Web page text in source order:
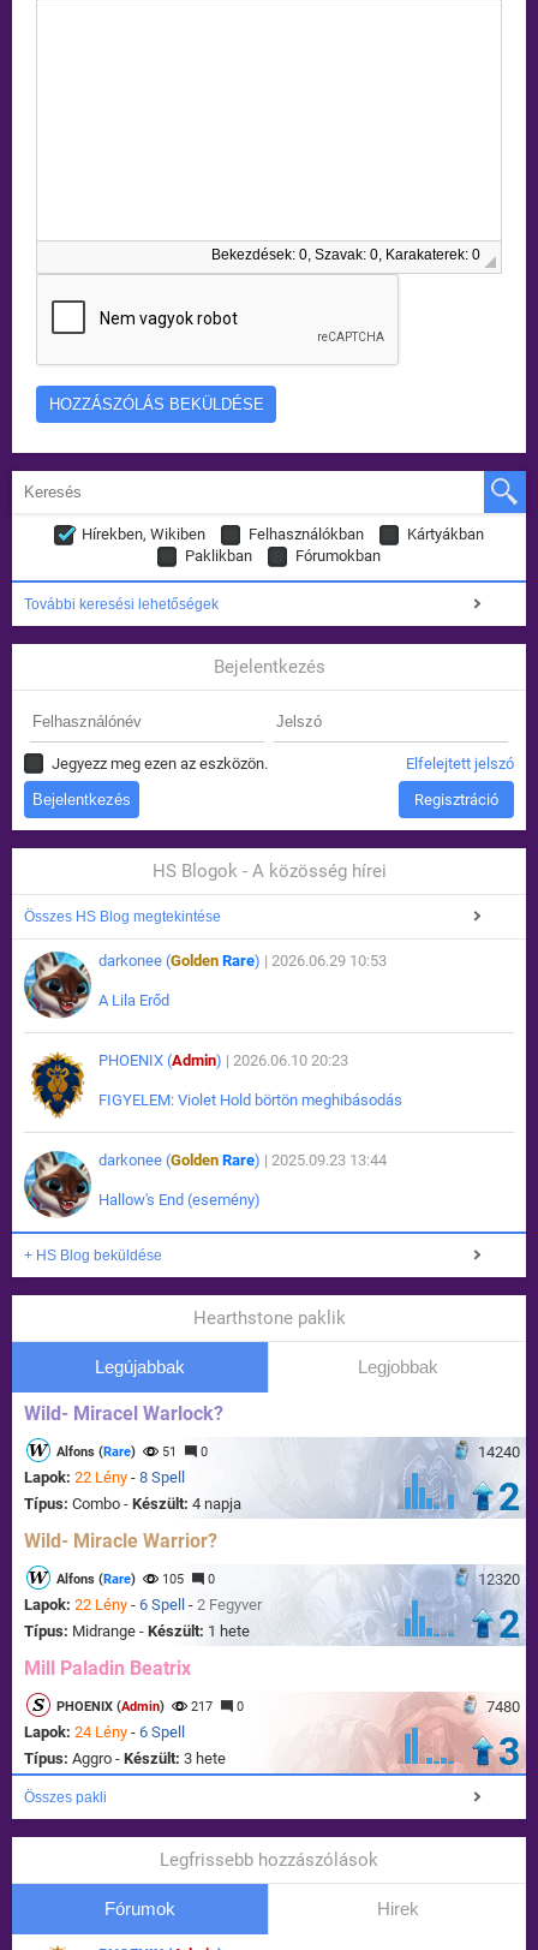
Bekezdések: 0, Szavak: 0, Karakaterek: 0
Hírekben, Wikiben Felhasználókban
Kártyákban
Paklikban
Fórumokban
További keresési lehetőségek
Bejelentkezés
Jegyezz meg ezen az eszközön. Elfelejtett jelszó
Regisztráció
HS Blogok - A közösség hírei
Összes HS Blog megtekintése
darkonee (Golden Rare) | 2026.06.29 10:53
A Lila Erőd
PHOENIX (Admin) | 2026.06.10 20:23
FIGYELEM: Violet Hold börtön meghibásodás
darkonee (Golden Rare) | 2025.09.23 13:44
Hallow's End (esemény)
+ HS Blog beküldése
Hearthstone paklik
Legújabbak Legjobbak
Wild- Miracel Warlock?
14240
Alfons (Rare) 51 0
Lapok: 22 Lény - 8 Spell
Típus: Combo - Készült: 4 napja 2
Wild- Miracle Warrior?
12320
Alfons (Rare) 105 0
Lapok: 22 Lény - 6 Spell - 2 Fegyver
Típus: Midrange - Készült: 1 hete 2
Mill Paladin Beatrix
7480
PHOENIX (Admin) 217 0
Lapok: 24 Lény - 6 Spell
Típus: Aggro - Készült: 3 hete 3
Összes pakli
Legfrissebb hozzászólások
Fórumok Hirek